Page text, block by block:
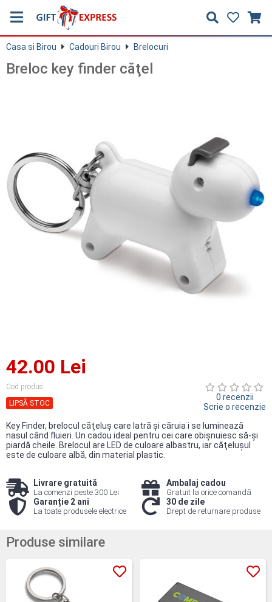
Casa si Birou Cadouri Birou Brelocuri
Breloc key finder căţel
42.00 Lei
Cod produs
LIPSĂ STOC
0 recenzii
Scrie o recenzie
Key Finder, brelocul căţeluş care latră şi căruia i se luminează
nasul când fluieri. Un cadou ideal pentru cei care obişnuiesc să-şi
piardă cheile. Brelocul are LED de culoare albastru, iar căţeluşul
este de culoare albă, din material plastic.
Livrare gratuită
La comenzi peste 300 Lei
Ambalaj cadou
Gratuit la orice comandă
Garanție 2 ani
La toate produsele electrice
30 de zile
Drept de returnare produse
Produse similare